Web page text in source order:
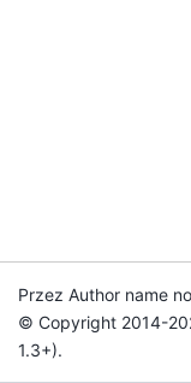
Przez Author name
© Copyright 2014-
1.3+).